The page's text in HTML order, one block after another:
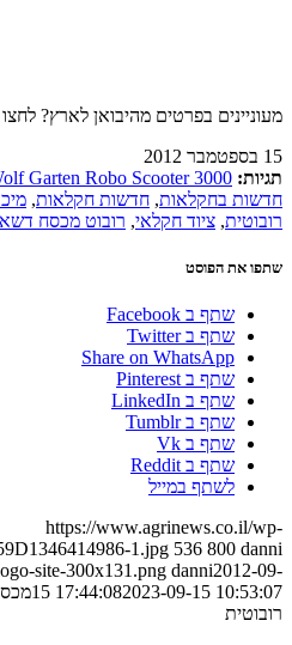
מעוניינים בפרטים מהיבואן לארץ? לחצו
15 בספטמבר 2012
תגיות: Garten Robo Scooter 3000'
חדשות בחקלאות, חדשות חקלאות,
רובוטית, ציוד חקלאי, רובוט מכסח דשא
שתפו את הפוסט
שתף ב Facebook
שתף ב Twitter
Share on WhatsApp
שתף ב Pinterest
שתף ב LinkedIn
שתף ב Tumblr
שתף ב Vk
שתף ב Reddit
לשתף במייל
https://www.agrinews.co.il/wp-
1.jpg 536 800 danni
site-300x131.png danni2012-09-
15 17:44:082023-09-15 10:53:07
רובוטית